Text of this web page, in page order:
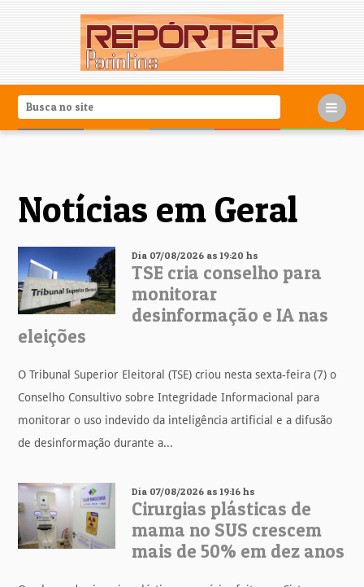
Notícias em Geral
Dia 07/08/2026 as 19:20 hs
TSE cria conselho para
monitorar
desinformação e IA nas
eleições
O Tribunal Superior Eleitoral (TSE) criou nesta sexta-feira (7) o
Conselho Consultivo sobre Integridade Informacional para
monitorar o uso indevido da inteligência artificial e a difusão
de desinformação durante a...
Dia 07/08/2026 as 19:16 hs
Cirurgias plásticas de
mama no SUS crescem
mais de 50% em dez anos